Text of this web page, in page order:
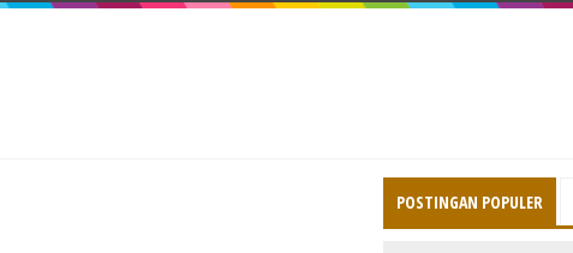
POSTINGAN POPULER